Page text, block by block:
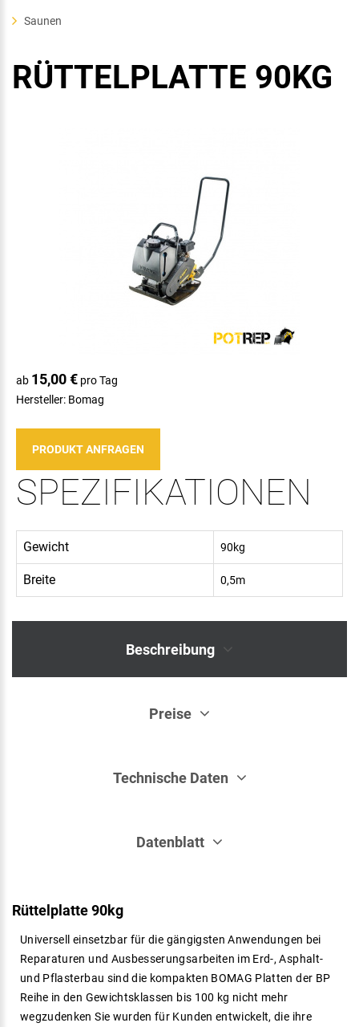
Saunen
RÜTTELPLATTE 90KG
ab 15,00 € pro Tag
Hersteller: Bomag
PRODUKT ANFRAGEN
SPEZIFIKATIONEN
Gewicht 90kg
Breite 0,5m
Beschreibung
Preise
Technische Daten
Datenblatt
Rüttelplatte90kg
Universell einsetzbar für die gängigsten Anwendungen bei
Reparaturen und Ausbesserungsarbeiten im Erd-, Asphalt-
und Pflasterbau sind die kompakten BOMAG Platten der BP
Reihe in den Gewichtsklassen bis 100 kg nicht mehr
wegzudenken Sie wurden für Kunden entwickelt, die ihre